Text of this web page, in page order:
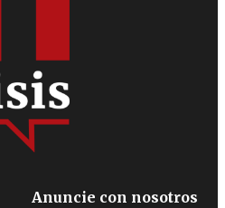
Anuncie con nosotros